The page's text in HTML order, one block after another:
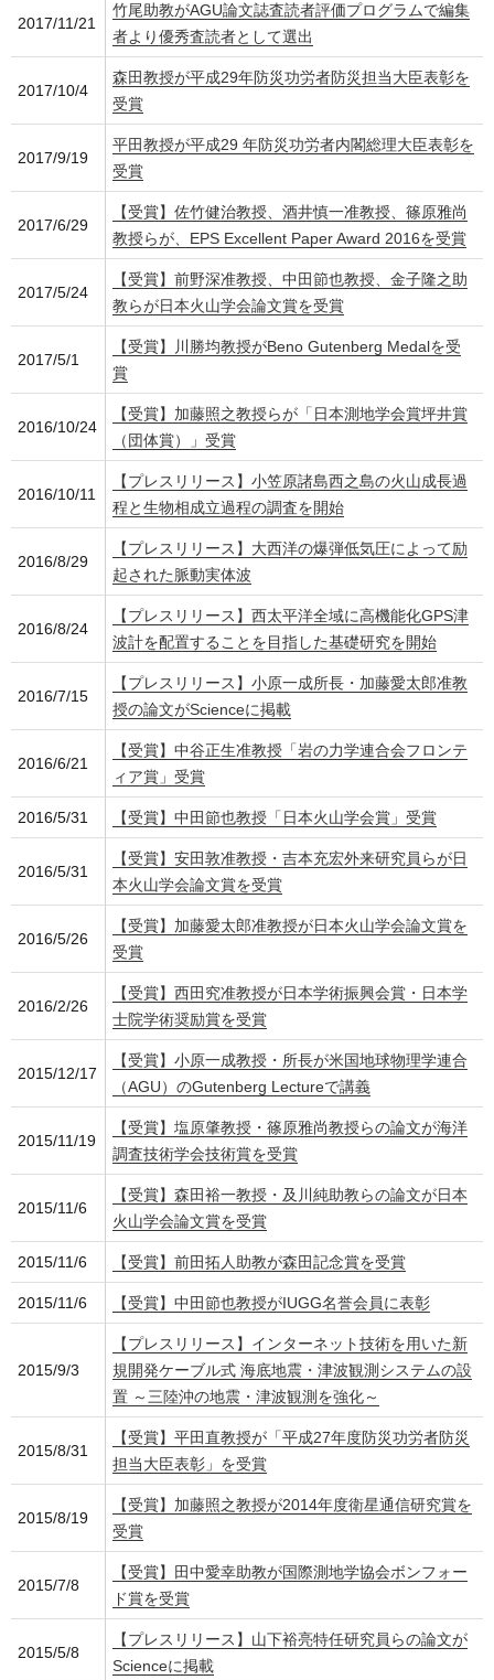
2017/11/21
竹尾助教がAGU論文誌査読者評価プログラムで編集
者より優秀査読者として選出
2017/10/4
森田教授が平成29年防災功労者防災担当大臣表彰を
受賞
2017/9/19
平田教授が平成29 年防災功労者内閣総理大臣表彰を
受賞
2017/6/29
【受賞】佐竹健治教授、酒井慎一准教授、篠原雅尚
教授らが、EPS Excellent Paper Award 2016を受賞
2017/5/24
【受賞】前野深准教授、中田節也教授、金子隆之助
教らが日本火山学会論文賞を受賞
2017/5/1
【受賞】川勝均教授がBeno Gutenberg Medalを受
賞
2016/10/24
【受賞】加藤照之教授らが「日本測地学会賞坪井賞
（団体賞）」受賞
2016/10/11
【プレスリリース】小笠原諸島西之島の火山成長過
程と生物相成立過程の調査を開始
2016/8/29
【プレスリリース】大西洋の爆弾低気圧によって励
起された脈動実体波
2016/8/24
【プレスリリース】西太平洋全域に高機能化GPS津
波計を配置することを目指した基礎研究を開始
2016/7/15
【プレスリリース】小原一成所長・加藤愛太郎准教
授の論文がScienceに掲載
2016/6/21
【受賞】中谷正生准教授「岩の力学連合会フロンテ
ィア賞」受賞
2016/5/31 【受賞】中田節也教授「日本火山学会賞」受賞
2016/5/31
【受賞】安田敦准教授・吉本充宏外来研究員らが日
本火山学会論文賞を受賞
2016/5/26
【受賞】加藤愛太郎准教授が日本火山学会論文賞を
受賞
2016/2/26
【受賞】西田究准教授が日本学術振興会賞・日本学
士院学術奨励賞を受賞
2015/12/17
【受賞】小原一成教授・所長が米国地球物理学連合
（AGU）のGutenberg Lectureで講義
2015/11/19
【受賞】塩原肇教授・篠原雅尚教授らの論文が海洋
調査技術学会技術賞を受賞
2015/11/6
【受賞】森田裕一教授・及川純助教らの論文が日本
火山学会論文賞を受賞
2015/11/6 【受賞】前田拓人助教が森田記念賞を受賞
2015/11/6 【受賞】中田節也教授がIUGG名誉会員に表彰
2015/9/3
【プレスリリース】インターネット技術を用いた新
規開発ケーブル式 海底地震・津波観測システムの設
置 ～三陸沖の地震・津波観測を強化～
2015/8/31
【受賞】平田直教授が「平成27年度防災功労者防災
担当大臣表彰」を受賞
2015/8/19
【受賞】加藤照之教授が2014年度衛星通信研究賞を
受賞
2015/7/8
【受賞】田中愛幸助教が国際測地学協会ボンフォー
ド賞を受賞
2015/5/8
【プレスリリース】山下裕亮特任研究員らの論文が
Scienceに掲載